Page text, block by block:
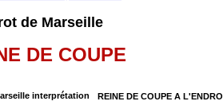
de Marseille
DE COUPE
REINE DE COUPE A